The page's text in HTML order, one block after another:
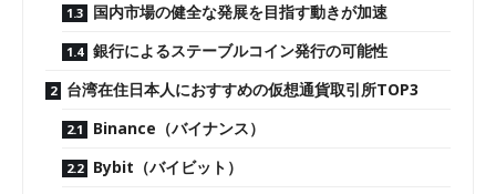
国内市場の健全な発展を目指す動きが加速
銀行によるステーブルコイン発行の可能性
台湾在住日本人におすすめの仮想通貨取引所TOP3
Binance（バイナンス）
Bybit（バイビット）